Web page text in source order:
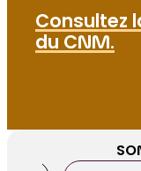
Consultez
du CNM.